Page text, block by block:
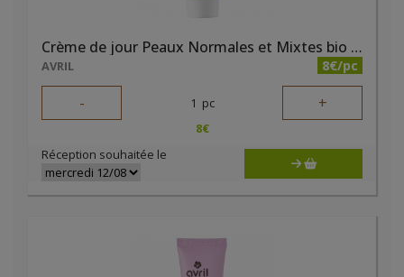
Crème de jour Peaux Normales et Mixtes bio 50ml
AVRIL 8€/pc
- 1 pc +
8€
Réception souhaitée le